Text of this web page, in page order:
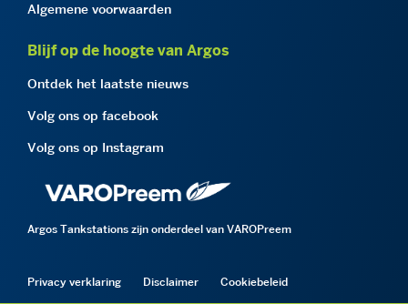
Algemene voorwaarden
Blijf op de hoogte van Argos
Ontdek het laatste nieuws
Volg ons op facebook
Volg ons op Instagram
Argos Tankstations zijn onderdeel van VAROPreem
Privacy verklaring Disclaimer Cookiebeleid